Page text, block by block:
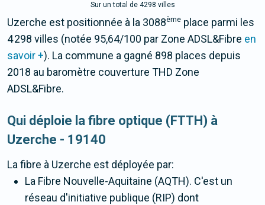
Sur un total de 4298 villes
Uzerche est positionnée à la 3088ème place parmi les
4 298 villes (notée 95,64/100 par Zone ADSL&Fibre en
savoir +). La commune a gagné 898 places depuis
2018 au baromètre couverture THD Zone
ADSL&Fibre.
Qui déploie la fibre optique (FTTH) à
Uzerche - 19140
La fibre à Uzerche est déployée par:
La Fibre Nouvelle-Aquitaine (AQTH). C'est un
réseau d'initiative publique (RIP) dont